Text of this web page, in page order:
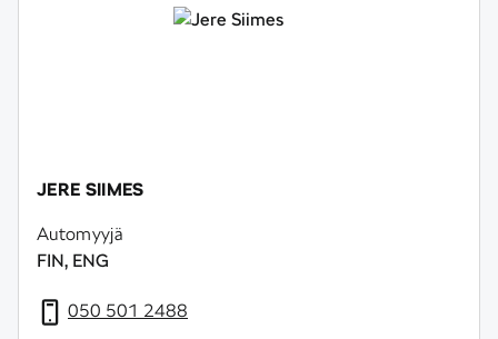
JERE SIIMES
Automyyjä
FIN, ENG
050 501 2488